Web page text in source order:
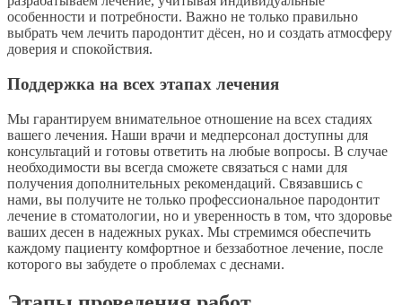
особенности и потребности. Важно не только правильно
выбрать чем лечить пародонтит дёсен, но и создать атмосферу
доверия и спокойствия.
Поддержка на всех этапах лечения
Мы гарантируем внимательное отношение на всех стадиях
вашего лечения. Наши врачи и медперсонал доступны для
консультаций и готовы ответить на любые вопросы. В случае
необходимости вы всегда сможете связаться с нами для
получения дополнительных рекомендаций. Связавшись с
нами, вы получите не только профессиональное пародонтит
лечение в стоматологии, но и уверенность в том, что здоровье
ваших десен в надежных руках. Мы стремимся обеспечить
каждому пациенту комфортное и беззаботное лечение, после
которого вы забудете о проблемах с деснами.